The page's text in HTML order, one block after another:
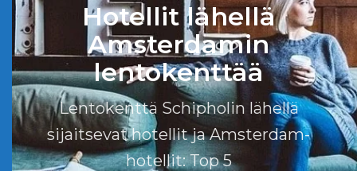
Hotellit lähellä
Amsterdamin
lentokenttää
Lentokenttä Schipholin lähellä
sijaitsevat hotellit ja Amsterdam-
hotellit: Top 5